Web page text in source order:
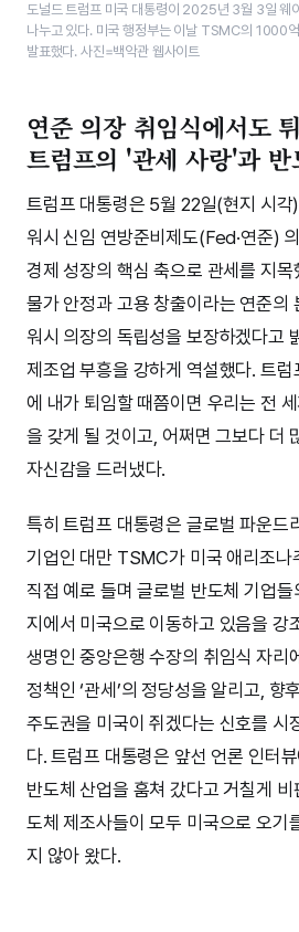
도널드 트럼프 미국 대통령이 2025년 3월 3일 웨
나누고 있다. 미국 행정부는 이날 TSMC의 1000
발표했다. 사진=백악관 웹사이트
연준 의장 취임식에서도
트럼프의 '관세 사랑'과 반
트럼프 대통령은 5월 22일(현지 시각
워시 신임 연방준비제도(Fed·연준)
경제 성장의 핵심 축으로 관세를 지
물가 안정과 고용 창출이라는 연준의
워시 의장의 독립성을 보장하겠다고
제조업 부흥을 강하게 역설했다. 트
에 내가 퇴임할 때쯤이면 우리는 전
을 갖게 될 것이고, 어쩌면 그보다 더
자신감을 드러냈다.
특히 트럼프 대통령은 글로벌 파운드
기업인 대만 TSMC가 미국 애리조나
직접 예로 들며 글로벌 반도체 기업
지에서 미국으로 이동하고 있음을 강
생명인 중앙은행 수장의 취임식 자리
정책인 ‘관세’의 정당성을 알리고, 향
주도권을 미국이 쥐겠다는 신호를 시
다. 트럼프 대통령은 앞선 언론 인터
반도체 산업을 훔쳐 갔다고 거칠게
도체 제조사들이 모두 미국으로 오기
지 않아 왔다.